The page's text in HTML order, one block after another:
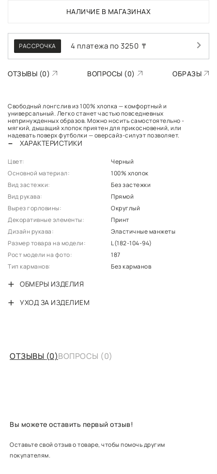
НАЛИЧИЕ В МАГАЗИНАХ
РАССРОЧКА 4 платежа по 3250 ₸
ОТЗЫВЫ (0) ВОПРОСЫ (0) ОБРАЗЫ
Свободный лонгслив из 100% хлопка — комфортный и
универсальный. Легко станет частью повседневных
непринужденных образов. Можно носить самостоятельно -
мягкий, дышащий хлопок приятен для прикосновений, или
надевать поверх футболки — оверсайз-силуэт позволяет.
ХАРАКТЕРИСТИКИ
Цвет:
Черный
Основной материал:
100% хлопок
Вид застежки:
Без застежки
Вид рукава:
Прямой
Вырез горловины:
Округлый
Декоративные элементы:
Принт
Дизайн рукава:
Эластичные манжеты
Размер товара на модели:
L(182-104-94)
Рост модели на фото:
187
Тип карманов:
Без карманов
ОБМЕРЫ ИЗДЕЛИЯ
УХОД ЗА ИЗДЕЛИЕМ
ОТЗЫВЫ (0)ВОПРОСЫ (0)
Вы можете оставить первый отзыв!
Оставьте свой отзыв о товаре, чтобы помочь другим
покупателям.